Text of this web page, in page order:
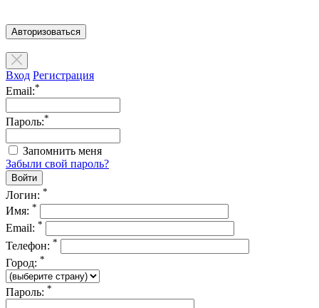
Авторизоваться
Вход Регистрация
Email:*
Пароль:*
Запомнить меня
Забыли свой пароль?
Логин: *
Имя: *
Email: *
Телефон: *
Город: *
Пароль: *